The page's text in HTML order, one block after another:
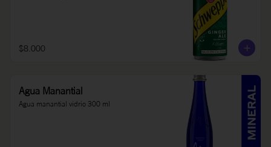
$8.000
Agua Manantial
Agua manantial vidrio 300 ml